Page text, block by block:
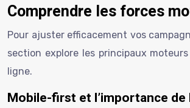
Comprendre les forces
Pour ajuster efficacement vos
section explore les principaux
ligne.
Mobile-first et l’importance de